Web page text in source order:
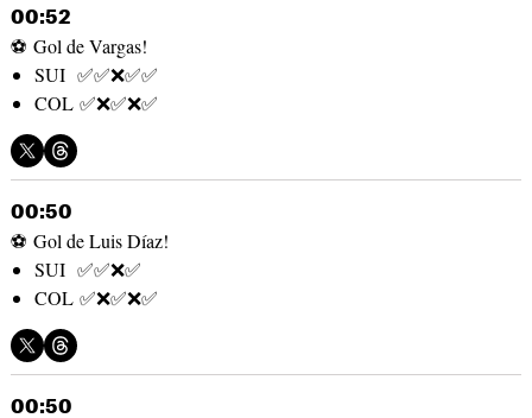
00:52
⚽ Gol de Vargas!
SUI ✅✅❌✅✅
COL ✅❌✅❌✅
00:50
⚽ Gol de Luis Díaz!
SUI ✅✅❌✅
COL ✅❌✅❌✅
00:50